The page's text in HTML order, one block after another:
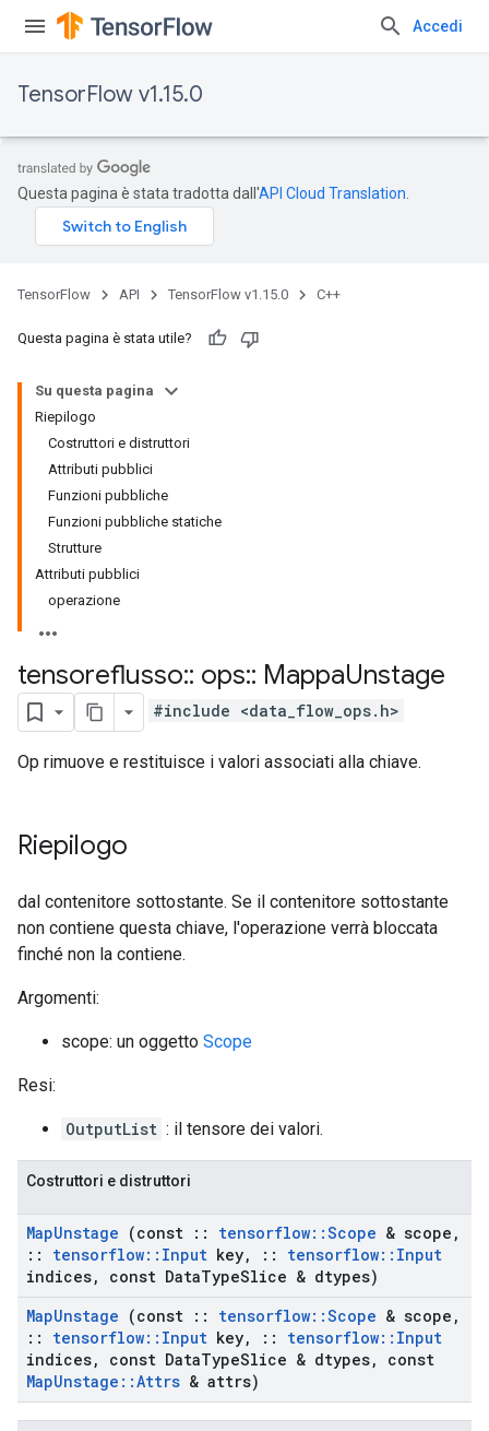
Accedi
TensorFlow v1.15.0
Questa pagina è stata tradotta dall'API Cloud Translation
TensorFlow API TensorFlow v1.15.0 C++
Questa pagina è stata utile?
Su questa pagina
Riepilogo
Costruttori e distruttori
Attributi pubblici
Funzioni pubbliche
Funzioni pubbliche statiche
Strutture
Attributi pubblici
operazione
tensoreflusso:: ops:: MappaUnstage
#include <data_flow_ops.h>
Op rimuove e restituisce i valori associati alla chiave.
Riepilogo
dal contenitore sottostante. Se il contenitore sottostante
non contiene questa chiave, l'operazione verrà bloccata
finché non la contiene.
Argomenti:
scope: un oggetto Scope
Resi:
OutputList : il tensore dei valori.
Costruttori e distruttori
MapUnstage (const :: tensorflow::Scope & scope ,
::
tensorflow:: Input key, :: tensorflow:: Input
indices, const DataTypeSlice & dtypes)
MapUnstage (const :: tensorflow::Scope & scope ,
::
tensorflow:: Input key, :: tensorflow:: Input
indices, const DataTypeSlice & dtypes,
const
MapUnstage ::Attrs & attrs)